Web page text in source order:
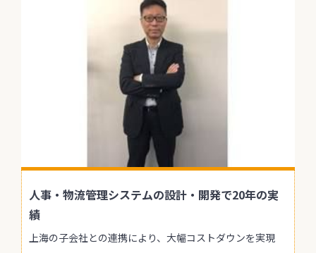
人事・物流管理システムの設計・開発で20年の実
績
上海の子会社との連携により、大幅コストダウンを実現